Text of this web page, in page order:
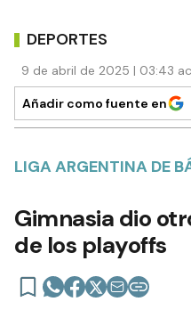
DEPORTES
9 de abril de 2025 | 03:43
Añadir como fuente en
LIGA ARGENTINA DE
Gimnasia dio
de los playoffs